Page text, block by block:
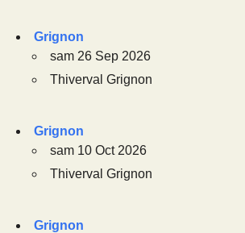
Grignon
sam 26 Sep 2026
Thiverval Grignon
Grignon
sam 10 Oct 2026
Thiverval Grignon
Grignon